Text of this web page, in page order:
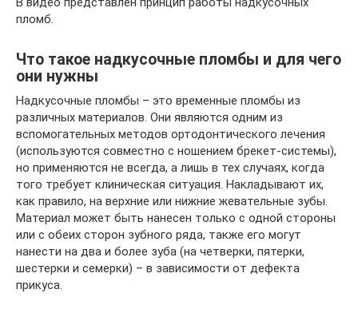
пломб.
Что такое надкусочные пломбы и для чего
они нужны
Надкусочные пломбы – это временные пломбы из
различных материалов. Они являются одним из
вспомогательных методов ортодонтического лечения
(используются совместно с ношением брекет-системы),
но применяются не всегда, а лишь в тех случаях, когда
того требует клиническая ситуация. Накладывают их,
как правило, на верхние или нижние жевательные зубы.
Материал может быть нанесен только с одной стороны
или с обеих сторон зубного ряда, также его могут
нанести на два и более зуба (на четверки, пятерки,
шестерки и семерки) – в зависимости от дефекта
прикуса.